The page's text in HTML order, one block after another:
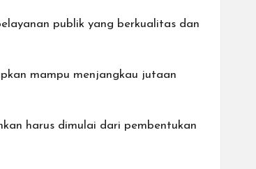
publik yang berkualitas dan
mampu menjangkau jutaan
harus dimulai dari pembentukan